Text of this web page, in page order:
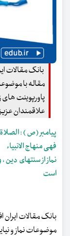
بانک مقالات
مقاله با
پاورپوینت های
علاقمندان
پیامبر (ص ) :
فهی منهاج الانبیاء
نماز از سنتهای دین
است
بانک مقالات ایران
موضوعات نماز و